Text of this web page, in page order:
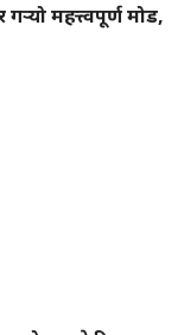
गर्‍यो महत्त्वपूर्ण मोड,